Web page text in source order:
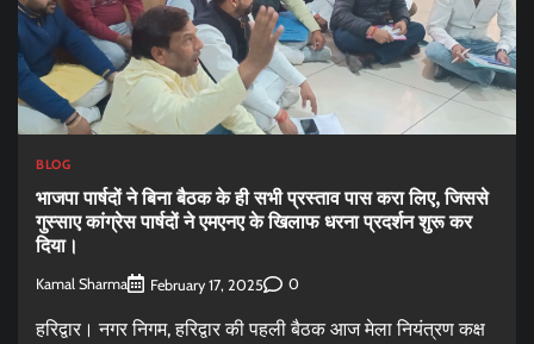
BLOG
भाजपा पार्षदों ने बिना बैठक के ही सभी प्रस्ताव पास करा लिए, जिससे
गुस्साए कांग्रेस पार्षदों ने एमएनए के खिलाफ धरना प्रदर्शन शुरू कर
दिया।
Kamal Sharma February 17, 2025 0
हरिद्वार। नगर निगम, हरिद्वार की पहली बैठक आज मेला नियंत्रण कक्ष